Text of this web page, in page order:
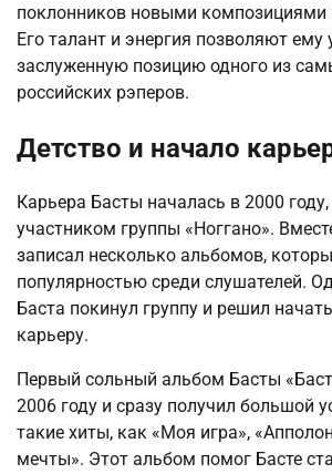
поклонников новыми композициями
Его талант и энергия позволяют ему
заслуженную позицию одного из
российских рэперов.
Детство и начало
Карьера Басты началась в 2000
участником группы «Ноггано».
записал несколько альбомов,
популярностью среди слушателей.
Баста покинул группу и решил
карьеру.
Первый сольный альбом Басты
2006 году и сразу получил большой
такие хиты, как «Моя игра»,
мечты». Этот альбом помог Басте